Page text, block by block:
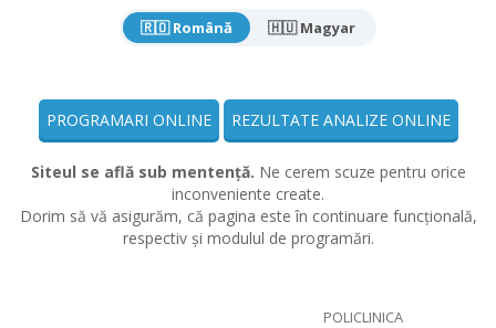
🇷🇴 Română 🇭🇺 Magyar
PROGRAMARI ONLINE REZULTATE ANALIZE ONLINE
Siteul se află sub mentență. Ne cerem scuze pentru orice
inconveniente create.
Dorim să vă asigurăm, că pagina este în continuare funcțională,
respectiv și modulul de programări.
POLICLINICA